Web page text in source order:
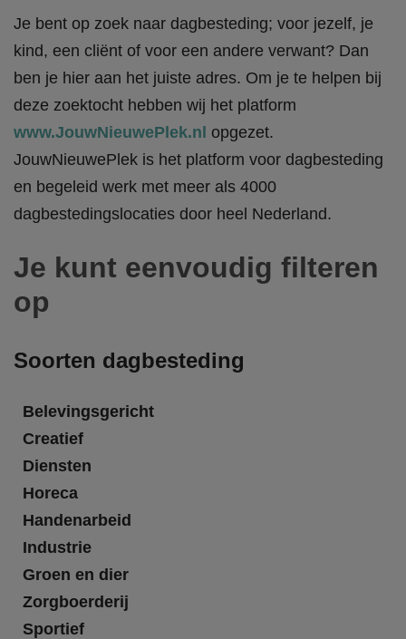
Je bent op zoek naar dagbesteding; voor jezelf, je
kind, een cliënt of voor een andere verwant? Dan
ben je hier aan het juiste adres. Om je te helpen bij
deze zoektocht hebben wij het platform
www.JouwNieuwePlek.nl opgezet.
JouwNieuwePlek is het platform voor dagbesteding
en begeleid werk met meer als 4000
dagbestedingslocaties door heel Nederland.
Je kunt eenvoudig filteren
op
Soorten dagbesteding
Belevingsgericht
Creatief
Diensten
Horeca
Handenarbeid
Industrie
Groen en dier
Zorgboerderij
Sportief